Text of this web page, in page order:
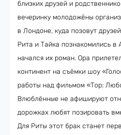
близких друзей и
вечеринку молодожёны
в Лондоне, куда позовут
Рита и Тайка познакомились в
начался их роман. Ора
континент на съёмки шоу
работы над фильмом «Тор:
Влюблённые не афишируют
дорожках любят позировать
Для Риты этот брак станет